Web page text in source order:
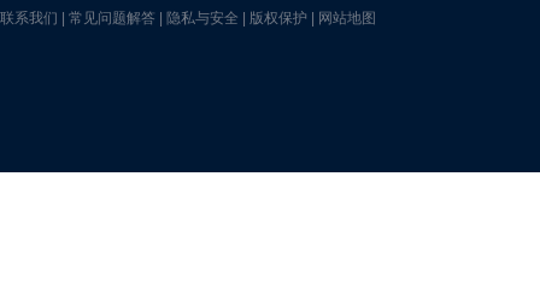
联系我们 常见问题解答 隐私与安全 版权保护 网站地图